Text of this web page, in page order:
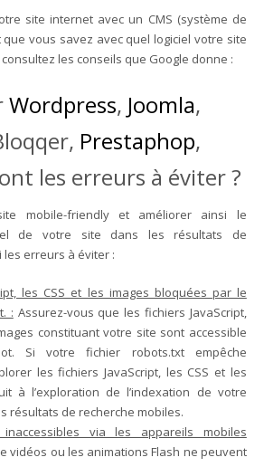
site internet avec un CMS (système de
vous savez avec quel logiciel votre site
les conseils que Google donne :
Wordpress, Joomla,
Prestaphop,
les erreurs à éviter ?
mobile-friendly et améliorer ainsi le
de votre site dans les résultats de
les erreurs à éviter :
les CSS et les images bloquées par le
: Assurez-vous que les fichiers JavaScript,
constituant votre site sont accessible
Si votre fichier robots.txt empêche
les fichiers JavaScript, les CSS et les
à l’exploration de l’indexation de votre
résultats de recherche mobiles.
via les appareils mobiles
vidéos ou les animations Flash ne peuvent